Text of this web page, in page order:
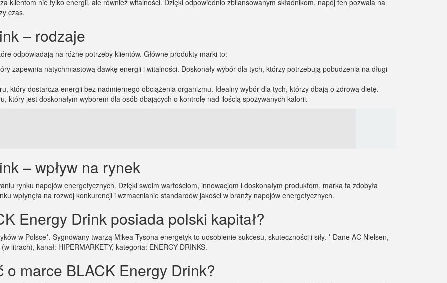
klientom nie tylko energii, ale również witalności. Dzięki odpowiednio zbilansowanym składnikom, napój ten pozwala na
czas.
– rodzaje
odpowiadają na różne potrzeby klientów. Główne produkty marki to:
zapewnia natychmiastową dawkę energii i witalności. Doskonały wybór dla tych, którzy potrzebują pobudzenia na długi
który dostarcza energii bez nadmiernego obciążenia organizmu. Idealny wybór dla tych, którzy dbają o zdrową dietę.
który jest doskonałym wyborem dla osób dbających o kontrolę nad ilością spożywanych kalorii.
– wpływ na rynek
rynku napojów energetycznych. Dzięki swoim wartościom, innowacjom i doskonałym produktom, marka ta zdobyła
wpłynęła na rozwój konkurencji i wzmacnianie standardów jakości w branży napojów energetycznych.
Energy Drink posiada polski kapitał?
w Polsce*. Sygnowany twarzą Mikea Tysona energetyk to uosobienie sukcesu, skuteczności i siły. * Dane AC Nielsen,
litrach), kanał: HIPERMARKETY, kategoria: ENERGY DRINKS.
marce BLACK Energy Drink?